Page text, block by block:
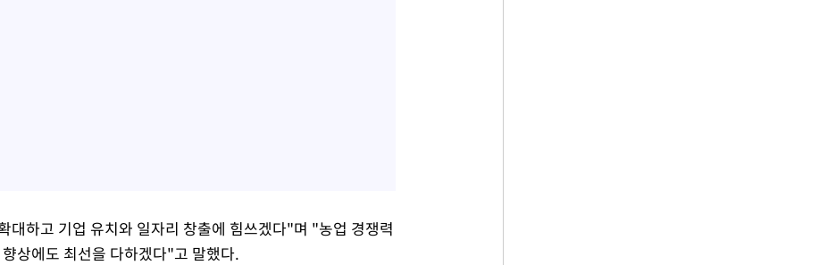
대하고 기업 유치와 일자리 창출에 힘쓰겠다"며 "농업 경쟁력
상에도 최선을 다하겠다"고 말했다.